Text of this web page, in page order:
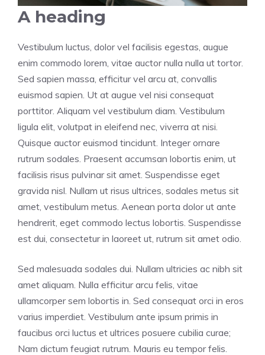
A heading
Vestibulum luctus, dolor vel facilisis egestas, augue
enim commodo lorem, vitae auctor nulla nulla ut tortor.
Sed sapien massa, efficitur vel arcu at, convallis
euismod sapien. Ut at augue vel nisi consequat
porttitor. Aliquam vel vestibulum diam. Vestibulum
ligula elit, volutpat in eleifend nec, viverra at nisi.
Quisque auctor euismod tincidunt. Integer ornare
rutrum sodales. Praesent accumsan lobortis enim, ut
facilisis risus pulvinar sit amet. Suspendisse eget
gravida nisl. Nullam ut risus ultrices, sodales metus sit
amet, vestibulum metus. Aenean porta dolor ut ante
hendrerit, eget commodo lectus lobortis. Suspendisse
est dui, consectetur in laoreet ut, rutrum sit amet odio.
Sed malesuada sodales dui. Nullam ultricies ac nibh sit
amet aliquam. Nulla efficitur arcu felis, vitae
ullamcorper sem lobortis in. Sed consequat orci in eros
varius imperdiet. Vestibulum ante ipsum primis in
faucibus orci luctus et ultrices posuere cubilia curae;
Nam dictum feugiat rutrum. Mauris eu tempor felis.